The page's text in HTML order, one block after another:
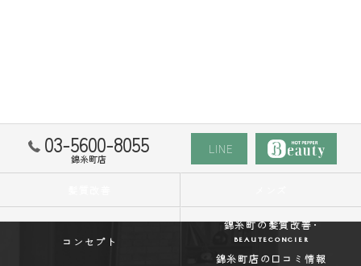
03-5600-8055
錦糸町店
LINE
コンセプト
錦糸町の髪質改善･
BEAUTECONCIER
錦糸町店の口コミ情報